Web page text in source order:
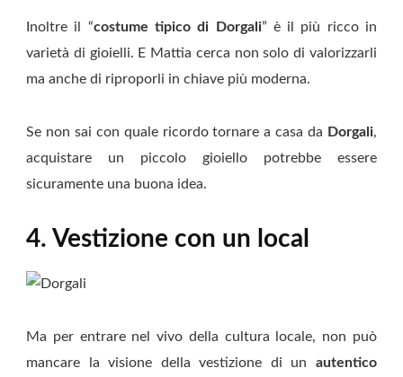
Inoltre il “costume tipico di Dorgali” è il più ricco in
varietà di gioielli. E Mattia cerca non solo di valorizzarli
ma anche di riproporli in chiave più moderna.
Se non sai con quale ricordo tornare a casa da Dorgali,
acquistare un piccolo gioiello potrebbe essere
sicuramente una buona idea.
4. Vestizione con un local
Ma per entrare nel vivo della cultura locale, non può
mancare la visione della vestizione di un autentico